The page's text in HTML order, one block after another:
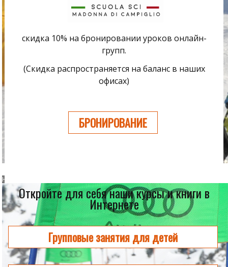
НОВОСТИ 2017
скидка 10% на бронировании уроков онлайн-
групп.
(Скидка распространяется на баланс в наших
офисах)
БРОНИРОВАНИЕ
Откройте для себя наши курсы и книги в
Интернете
Групповые занятия для детей